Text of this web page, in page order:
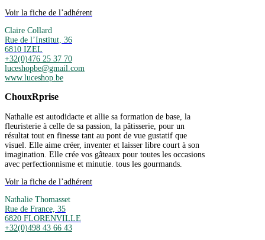
Voir la fiche de l’adhérent
Claire Collard
Rue de l’Institut, 36
6810 IZEL
+32(0)476 25 37 70
luceshopbe@gmail.com
www.luceshop.be
ChouxRprise
Nathalie est autodidacte et allie sa formation de base, la
fleuristerie à celle de sa passion, la pâtisserie, pour un
résultat tout en finesse tant au pont de vue gustatif que
visuel. Elle aime créer, inventer et laisser libre court à son
imagination. Elle crée vos gâteaux pour toutes les occasions
avec perfectionnisme et minutie. tous les gourmands.
Voir la fiche de l’adhérent
Nathalie Thomasset
Rue de France, 35
6820 FLORENVILLE
+32(0)498 43 66 43